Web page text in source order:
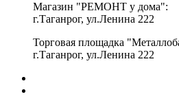
Магазин "РЕМОНТ у дома":
г.Таганрог, ул.Ленина 222
Торговая площадка
г.Таганрог, ул.Ленина 222